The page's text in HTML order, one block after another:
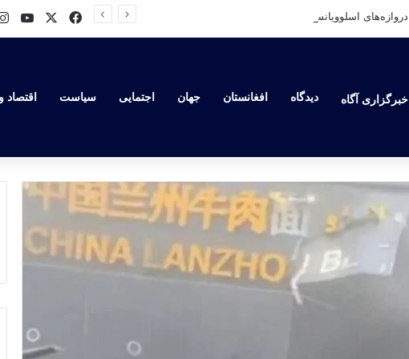
Facebook
خبرگزاری آگاه دیدگاه افغانستان جهان اجتمایی سیاست اقتصاد